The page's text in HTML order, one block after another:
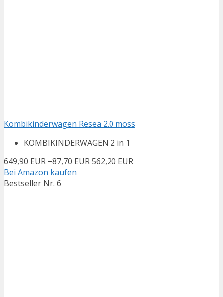
Kombikinderwagen Resea 2.0 moss
KOMBIKINDERWAGEN 2 in 1
649,90 EUR −87,70 EUR562,20 EUR
Bei Amazon kaufen
Bestseller Nr. 6